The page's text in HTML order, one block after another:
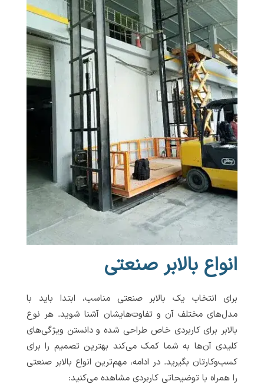
انواع بالابر صنعتی
برای انتخاب یک بالابر صنعتی مناسب، ابتدا باید با
مدل‌های مختلف آن و تفاوت‌هایشان آشنا شوید. هر نوع
بالابر برای کاربردی خاص طراحی شده و دانستن ویژگی‌های
کلیدی آن‌ها به شما کمک می‌کند بهترین تصمیم را برای
کسب‌وکارتان بگیرید. در ادامه، مهم‌ترین انواع بالابر صنعتی
را همراه با توضیحاتی کاربردی مشاهده می‌کنید: